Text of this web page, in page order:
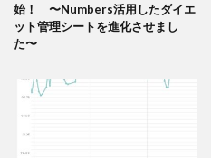
始！ 〜Numbers活用したダイエ
ット管理シートを進化させまし
た〜